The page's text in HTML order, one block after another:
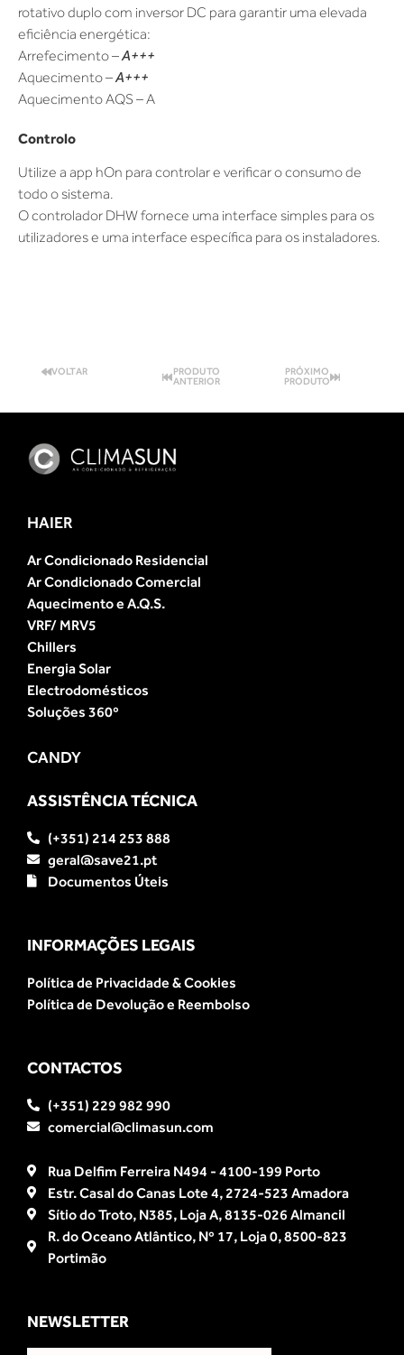
rotativo duplo com inversor DC para garantir uma elevada
eficiência energética:
Arrefecimento –A+++
Aquecimento –A+++
Aquecimento AQS – A
Controlo
Utilize a app hOn para controlar e verificar o consumo de
todo o sistema.
O controlador DHW fornece uma interface simples para os
utilizadores e uma interface específica para os instaladores.
VOLTAR
PRODUTO
ANTERIOR
PRÓXIMO
PRODUTO
HAIER
Ar Condicionado Residencial
Ar Condicionado Comercial
Aquecimento e A.Q.S.
VRF/ MRV5
Chillers
Energia Solar
Electrodomésticos
Soluções 360º
CANDY
ASSISTÊNCIA TÉCNICA
(+351) 214 253 888
geral@save21.pt
Documentos Úteis
INFORMAÇÕES LEGAIS
Política de Privacidade & Cookies
Política de Devolução e Reembolso
CONTACTOS
(+351) 229 982 990
comercial@climasun.com
Rua Delfim Ferreira N494 - 4100-199 Porto
Estr. Casal do Canas Lote 4, 2724-523 Amadora
Sítio do Troto, N385, Loja A, 8135-026 Almancil
R. do Oceano Atlântico, Nº 17, Loja 0, 8500-823
Portimão
NEWSLETTER